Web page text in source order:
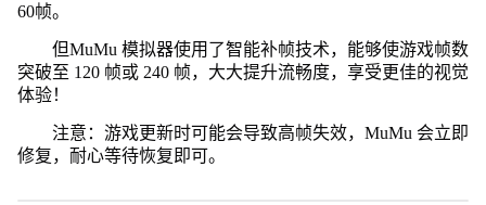
60帧。
但MuMu 模拟器使用了智能补帧技术，能够使游戏帧数
突破至 120 帧或 240 帧，大大提升流畅度，享受更佳的视觉
体验！
注意：游戏更新时可能会导致高帧失效，MuMu 会立即
修复，耐心等待恢复即可。